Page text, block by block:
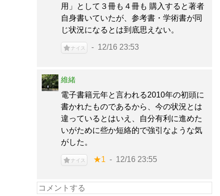
用」として３冊も４冊も 購入すると著者
自身書いていたが、参考書・学術書が同
じ状況になるとは到底思えない。
ナイス 12/16 23:53
維緒
電子書籍元年と言われる2010年の初頭に
書かれたものであるから、今の状況とは
違っているとはいえ、自分有利に進めた
いがために些か短絡的で強引なような気
がした。
ナイス ★1 12/16 23:55